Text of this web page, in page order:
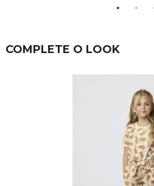
COMPLETE O LOOK